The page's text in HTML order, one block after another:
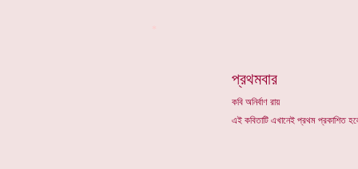
প্রথমবার
কবি অনির্বাণ রায়
এই কবিতাটি এখানেই প্রথম প্রকাশিত